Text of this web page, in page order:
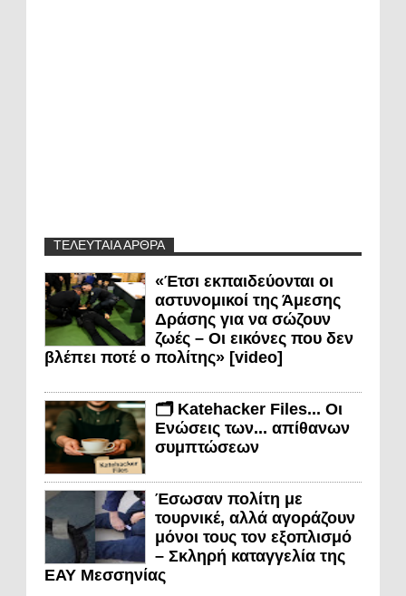
ΤΕΛΕΥΤΑΙΑ ΑΡΘΡΑ
«Έτσι εκπαιδεύονται οι
αστυνομικοί της Άμεσης
Δράσης για να σώζουν
ζωές – Οι εικόνες που δεν
βλέπει ποτέ ο πολίτης» [video]
🗂️ Katehacker Files... Οι
Ενώσεις των... απίθανων
συμπτώσεων
Έσωσαν πολίτη με
τουρνικέ, αλλά αγοράζουν
μόνοι τους τον εξοπλισμό
– Σκληρή καταγγελία της
ΕΑΥ Μεσσηνίας